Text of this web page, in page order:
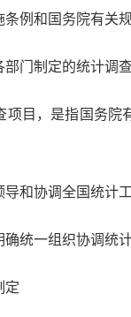
条例和国务院有关
门制定的统计调
目，是指国务院
和协调全国统计
统一组织协调统
定